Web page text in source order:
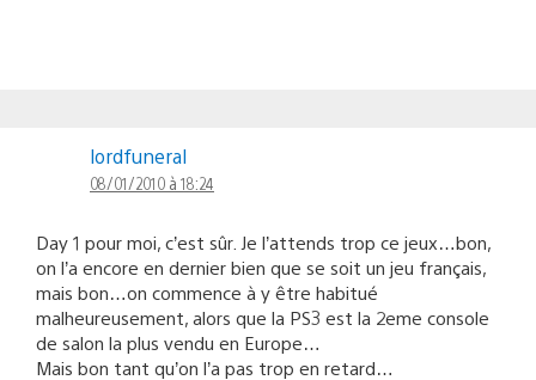
lordfuneral
08/01/2010 à 18:24
Day 1 pour moi, c’est sûr. Je l’attends trop ce jeux…bon,
on l’a encore en dernier bien que se soit un jeu français,
mais bon…on commence à y être habitué
malheureusement, alors que la PS3 est la 2eme console
de salon la plus vendu en Europe…
Mais bon tant qu’on l’a pas trop en retard…